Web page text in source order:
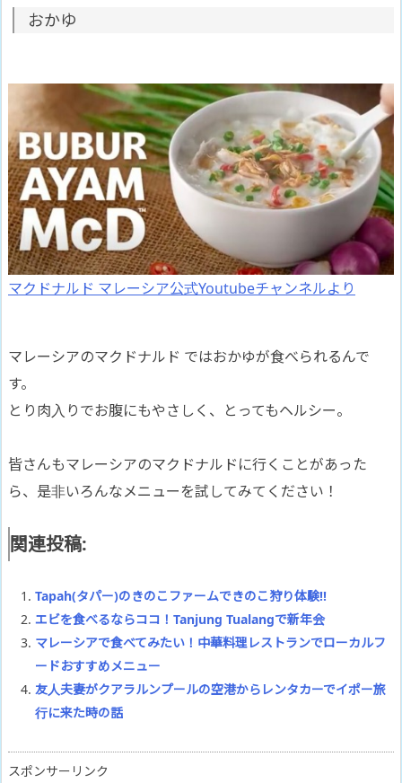
おかゆ
マクドナルド マレーシア公式Youtubeチャンネルより
マレーシアのマクドナルド ではおかゆが食べられるんで
す。
とり肉入りでお腹にもやさしく、とってもヘルシー。
皆さんもマレーシアのマクドナルドに行くことがあった
ら、是非いろんなメニューを試してみてください！
関連投稿:
Tapah(タパー)のきのこファームできのこ狩り体験!!
エビを食べるならココ！Tanjung Tualangで新年会
マレーシアで食べてみたい！中華料理レストランでローカルフ
ードおすすめメニュー
友人夫妻がクアラルンプールの空港からレンタカーでイポー旅
行に来た時の話
スポンサーリンク